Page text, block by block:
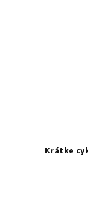
Krátke